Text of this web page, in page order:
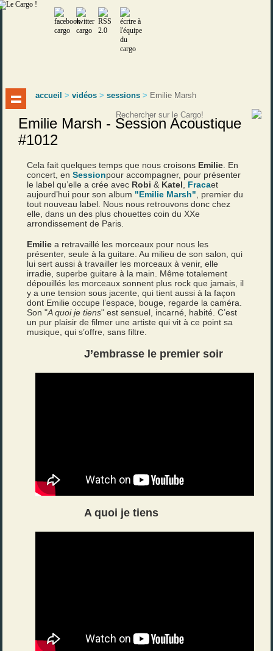
accueil >vidéos >sessions > Emilie Marsh
Emilie Marsh - Session Acoustique
#1012
Cela fait quelques temps que nous croisons Emilie . En
concert, enSessionpour accompagner, pour présenter
le label qu’elle a crée avec Robi& Katel Fracaet
aujourd’hui pour son album "Emilie Marsh" , premier du
tout nouveau label. Nous nous retrouvons donc chez
elle, dans un des plus chouettes coin du XXe
arrondissement de Paris.
Emiliea retravaillé les morceaux pour nous les
présenter, seule à la guitare. Au milieu de son salon, qui
lui sert aussi à travailler les morceaux à venir, elle
irradie, superbe guitare à la main. Même totalement
dépouillés les morceaux sonnent plus rock que jamais, il
y a une tension sous jacente, qui tient aussi à la façon
dont Emilie occupe l’espace, bouge, regarde la caméra.
Son "A quoi je tiens" est sensuel, incarné, habité. C’est
un pur plaisir de filmer une artiste qui vit à ce point sa
musique, qui s’offre, sans filtre.
J’embrasse le premier soir
A quoi je tiens